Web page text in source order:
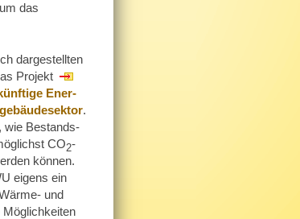
das
dar­gestellten
Projekt
Ener­
.
wie Bestands­
CO2-
können.
eigens ein
und